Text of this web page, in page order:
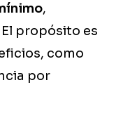
,
propósito es
como
por